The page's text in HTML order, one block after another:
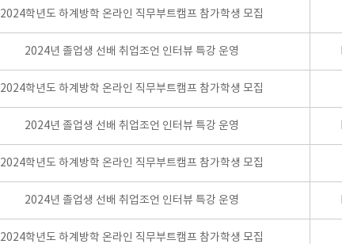
2024학년도 하계방학 온라인 직무부트캠프 참가학생 모집
2024년 졸업생 선배 취업조언 인터뷰 특강 운영
2024학년도 하계방학 온라인 직무부트캠프 참가학생 모집
2024년 졸업생 선배 취업조언 인터뷰 특강 운영
2024학년도 하계방학 온라인 직무부트캠프 참가학생 모집
2024년 졸업생 선배 취업조언 인터뷰 특강 운영
2024학년도 하계방학 온라인 직무부트캠프 참가학생 모집